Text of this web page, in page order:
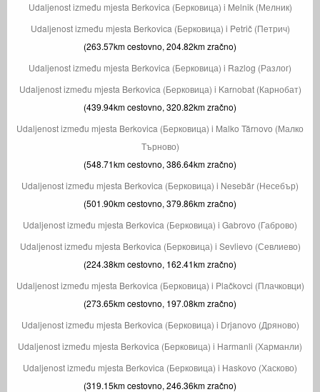
Udaljenost između mjesta Berkovica (Берковица) i Melnik (Мелник)
Udaljenost između mjesta Berkovica (Берковица) i Petrič (Петрич)
(263.57km cestovno, 204.82km zračno)
Udaljenost između mjesta Berkovica (Берковица) i Razlog (Разлог)
Udaljenost između mjesta Berkovica (Берковица) i Karnobat (Карнобат)
(439.94km cestovno, 320.82km zračno)
Udaljenost između mjesta Berkovica (Берковица) i Malko Tărnovo (Малко
Търново)
(548.71km cestovno, 386.64km zračno)
Udaljenost između mjesta Berkovica (Берковица) i Nesebăr (Несебър)
(501.90km cestovno, 379.86km zračno)
Udaljenost između mjesta Berkovica (Берковица) i Gabrovo (Габрово)
Udaljenost između mjesta Berkovica (Берковица) i Sevlievo (Севлиево)
(224.38km cestovno, 162.41km zračno)
Udaljenost između mjesta Berkovica (Берковица) i Plačkovci (Плачковци)
(273.65km cestovno, 197.08km zračno)
Udaljenost između mjesta Berkovica (Берковица) i Drjanovo (Дряново)
Udaljenost između mjesta Berkovica (Берковица) i Harmanli (Харманли)
Udaljenost između mjesta Berkovica (Берковица) i Haskovo (Хасково)
(319.15km cestovno, 246.36km zračno)